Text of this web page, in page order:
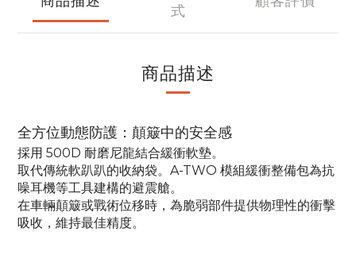
式
商品描述
全方位動態防護：顛簸中的安全感
採用 500D 耐磨尼龍結合緩衝軟墊。
取代傳統軟趴趴的收納袋。A-TWO 模組緩衝整備包為抗
噪耳機等工具建構的避震艙。
在車輛顛簸或戰術位移時，為脆弱部件提供物理性的衝擊
吸收，維持最佳精度。